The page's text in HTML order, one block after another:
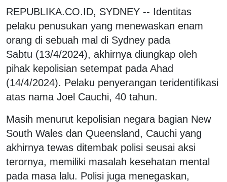
REPUBLIKA.CO.ID, SYDNEY -- Identitas
pelaku penusukan yang menewaskan enam
orang di sebuah mal di Sydney pada
Sabtu (13/4/2024), akhirnya diungkap oleh
pihak kepolisian setempat pada Ahad
(14/4/2024). Pelaku penyerangan teridentifikasi
atas nama Joel Cauchi, 40 tahun.
Masih menurut kepolisian negara bagian New
South Wales dan Queensland, Cauchi yang
akhirnya tewas ditembak polisi seusai aksi
terornya, memiliki masalah kesehatan mental
pada masa lalu. Polisi juga menegaskan,